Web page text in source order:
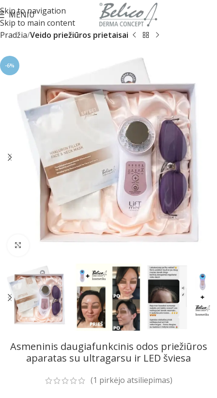
Skip to navigation
Skip to main content
MENIU
Pradžia Veido priežiūros prietaisai
-6%
Spustelėkite norėdami padidinti
Asmeninis daugiafunkcinis odos priežiūros
aparatas su ultragarsu ir LED šviesa
(1 pirkėjo atsiliepimas)